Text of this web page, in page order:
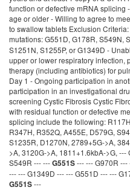
function or defective mRNA splicing
age or older - Willing to agree to
to swallow tablets Exclusion
mutations: G551D, G178R, S549N,
S1251N, S1255P, or G1349D -
upper or lower respiratory infection,
therapy (including antibiotics) for
Day 1 - Ongoing participation in
participation in an investigational
screening Cystic Fibrosis Cystic
with residual function or defective
splicing include the following:
R347H, R352Q, A455E, D579G,
S1235R, D1270N, 2789+5G->A,
>A, 3120G->A, 1811+1.6kbA->G,
S549R --- ---G551S--- --- G970R
--- --- G1349D --- --- G551D --- ---
G551S---